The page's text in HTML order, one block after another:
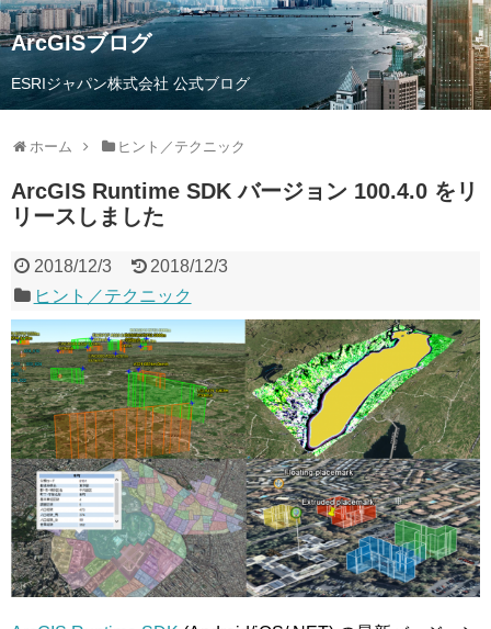
ArcGISブログ
ESRIジャパン株式会社 公式ブログ
ホーム ヒント／テクニック
ArcGIS Runtime SDK バージョン 100.4.0 をリ
リースしました
2018/12/3
2018/12/3
ヒント／テクニック